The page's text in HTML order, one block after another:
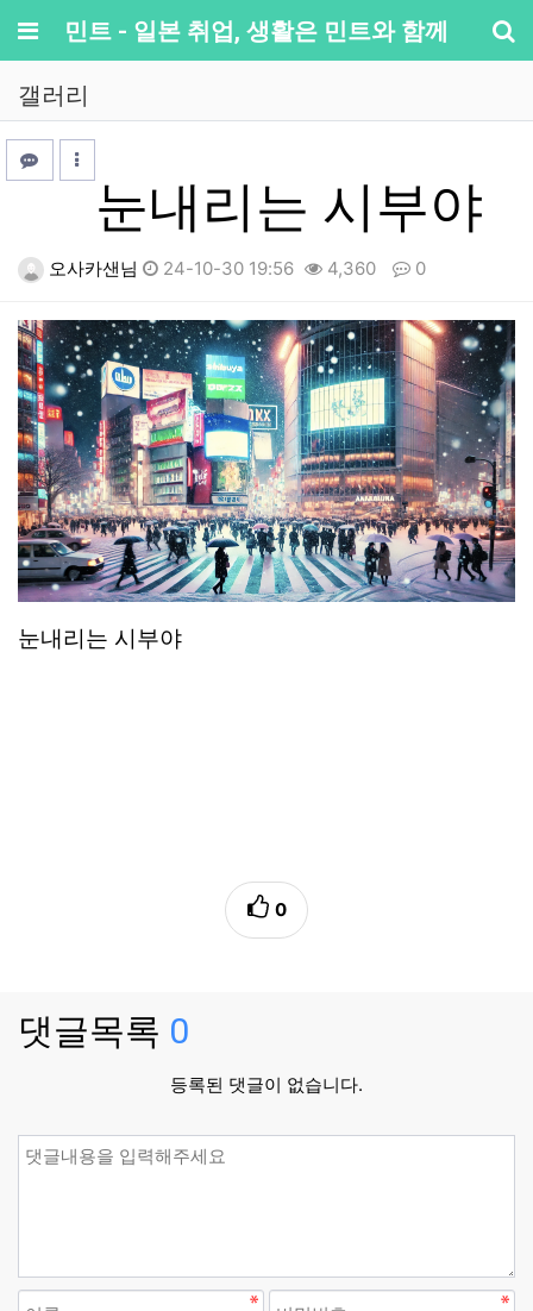
메뉴민트 - 일본 취업, 생활은 민트와 함께
갤러리
눈내리는 시부야
오사카샌님 24-10-30 19:56 4,360 0
본문
눈내리는 시부야
0
댓글목록 0
등록된 댓글이 없습니다.